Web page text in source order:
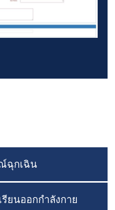
ฉุกเฉิน
ยนออกกำลังกาย